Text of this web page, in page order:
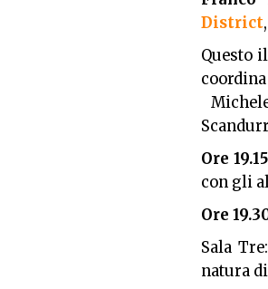
District
Questo
Ore 19.15
con gli
Ore
Sala Tre:
natura